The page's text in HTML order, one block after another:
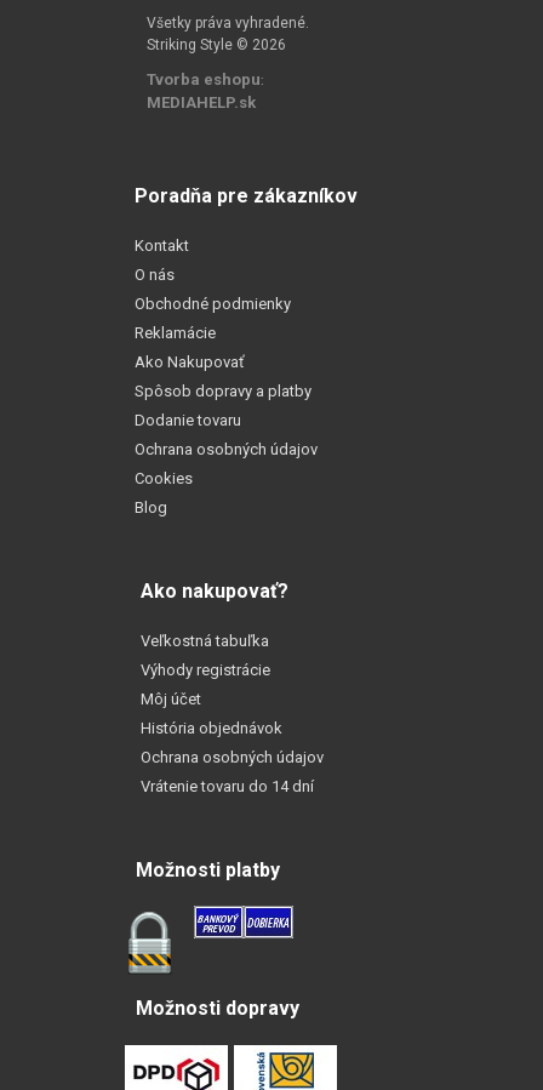
Všetky práva vyhradené.
Striking Style © 2026
Tvorba eshopu:
MEDIAHELP.sk
Poradňa pre zákazníkov
Kontakt
O nás
Obchodné podmienky
Reklamácie
Ako Nakupovať
Spôsob dopravy a platby
Dodanie tovaru
Ochrana osobných údajov
Cookies
Blog
Ako nakupovať?
Veľkostná tabuľka
Výhody registrácie
Môj účet
História objednávok
Ochrana osobných údajov
Vrátenie tovaru do 14 dní
Možnosti platby
Možnosti dopravy